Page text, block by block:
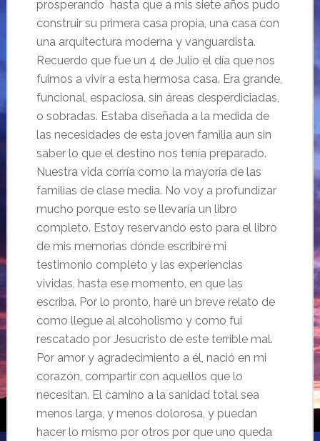
prosperando hasta que a mis siete años pudo
construir su primera casa propia, una casa con
una arquitectura moderna y vanguardista.
Recuerdo que fue un 4 de Julio el día que nos
fuimos a vivir a esta hermosa casa. Era grande,
funcional, espaciosa, sin áreas desperdiciadas,
o sobradas. Estaba diseñada a la medida de
las necesidades de esta joven familia aun sin
saber lo que el destino nos tenía preparado.
Nuestra vida corría como la mayoría de las
familias de clase media. No voy a profundizar
mucho porque esto se llevaría un libro
completo. Estoy reservando esto para el libro
de mis memorias dónde escribiré mi
testimonio completo y las experiencias
vividas, hasta ese momento, en que las
escriba. Por lo pronto, haré un breve relato de
como llegue al alcoholismo y como fui
rescatado por Jesucristo de este terrible mal.
Por amor y agradecimiento a él, nació en mi
corazón, compartir con aquellos que lo
necesitan. El camino a la sanidad total sea
menos larga, y menos dolorosa, y puedan
hacer lo mismo por otros por que uno queda